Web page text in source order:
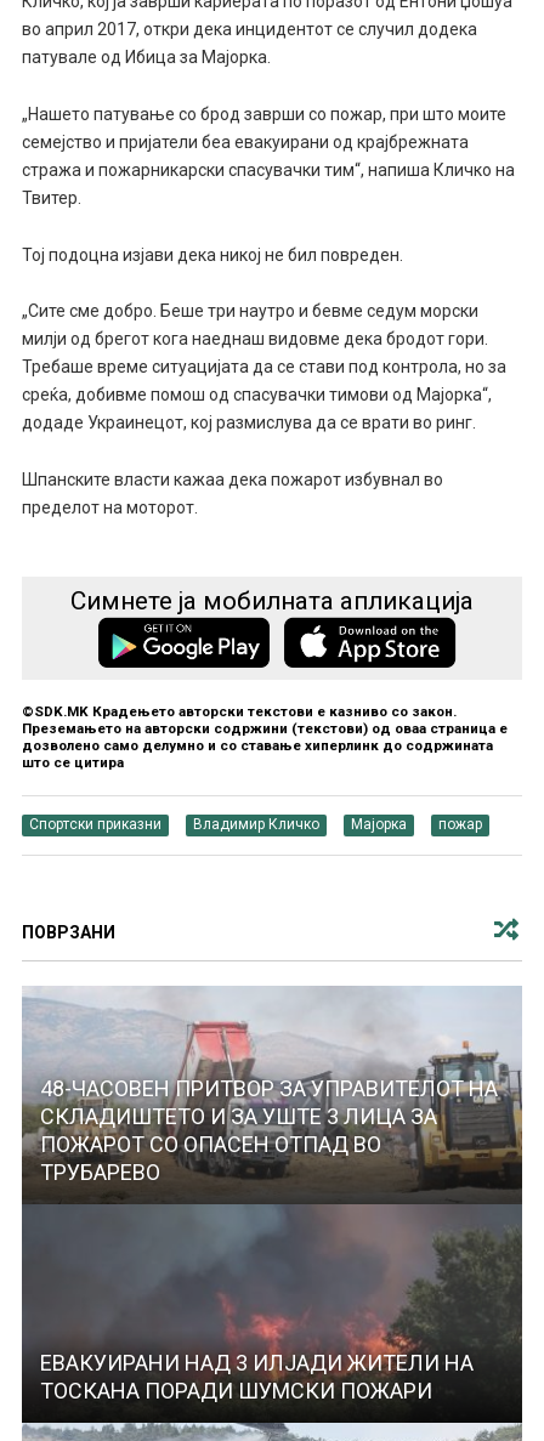
во април 2017, откри дека инцидентот се случил додека
патувале од Ибица за Мајорка.
„Нашето патување со брод заврши со пожар, при што моите
семејство и пријатели беа евакуирани од крајбрежната
стража и пожарникарски спасувачки тим“, напиша Кличко на
Твитер.
Тој подоцна изјави дека никој не бил повреден.
„Сите сме добро. Беше три наутро и бевме седум морски
милји од брегот кога наеднаш видовме дека бродот гори.
Требаше време ситуацијата да се стави под контрола, но за
среќа, добивме помош од спасувачки тимови од Мајорка“,
додаде Украинецот, кој размислува да се врати во ринг.
Шпанските власти кажаа дека пожарот избувнал во
пределот на моторот.
Симнете ја мобилната апликација
©SDK.MK Крадењето авторски текстови е казниво со закон.
Преземањето на авторски содржини (текстови) од оваа страница е
дозволено само делумно и со ставање хиперлинк до содржината
што се цитира
Спортски приказни Владимир Кличко Мајорка пожар
ПОВРЗАНИ
48-ЧАСОВЕН ПРИТВОР ЗА УПРАВИТЕЛОТ НА
СКЛАДИШТЕТО И ЗА УШТЕ 3 ЛИЦА ЗА
ПОЖАРОТ СО ОПАСЕН ОТПАД ВО
ТРУБАРЕВО
ЕВАКУИРАНИ НАД 3 ИЛЈАДИ ЖИТЕЛИ НА
ТОСКАНА ПОРАДИ ШУМСКИ ПОЖАРИ